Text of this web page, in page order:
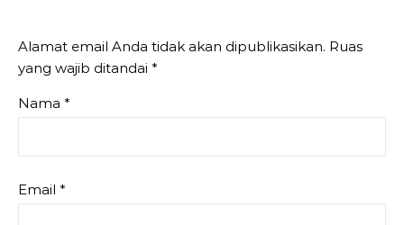
Alamat email Anda tidak akan dipublikasikan. Ruas
yang wajib ditandai *
Nama *
Email *